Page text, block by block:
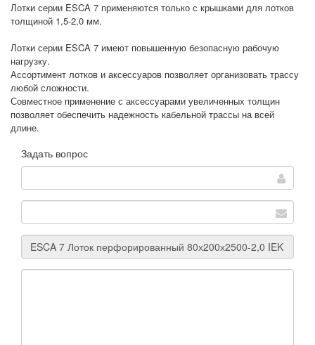
Лотки серии ESCA 7 применяются только с крышками для лотков
толщиной 1,5-2,0 мм.
Лотки серии ESCA 7 имеют повышенную безопасную рабочую
нагрузку.
Ассортимент лотков и аксессуаров позволяет организовать трассу
любой сложности.
Совместное применение с аксессуарами увеличенных толщин
позволяет обеспечить надежность кабельной трассы на всей
длине.
Задать вопрос